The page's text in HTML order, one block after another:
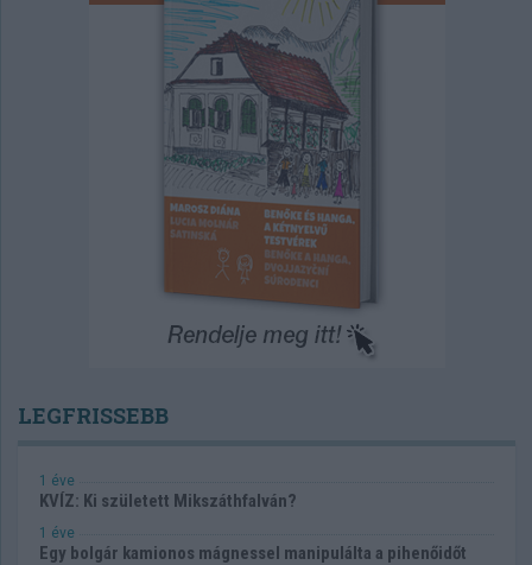
LEGFRISSEBB
1 éve
KVÍZ: Ki született Mikszáthfalván?
1 éve
Egy bolgár kamionos mágnessel manipulálta a pihenőidőt